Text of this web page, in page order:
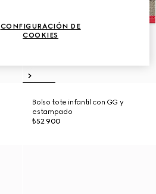
Bolso tote infantil con GG y
estampado
₺52.900
CONFIGURACIÓN DE
COOKIES